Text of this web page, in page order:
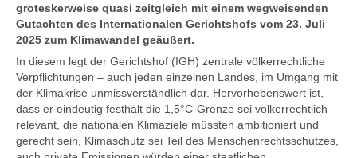
groteskerweise quasi zeitgleich mit einem wegweisenden
Gutachten des Internationalen Gerichtshofs vom 23. Juli
2025 zum Klimawandel geäußert.
In diesem legt der Gerichtshof (IGH) zentrale völkerrechtliche
Verpflichtungen – auch jeden einzelnen Landes, im Umgang mit
der Klimakrise unmissverständlich dar. Hervorhebenswert ist,
dass er eindeutig festhält die 1,5°C-Grenze sei völkerrechtlich
relevant, die nationalen Klimaziele müssten ambitioniert und
gerecht sein, Klimaschutz sei Teil des Menschenrechtsschutzes,